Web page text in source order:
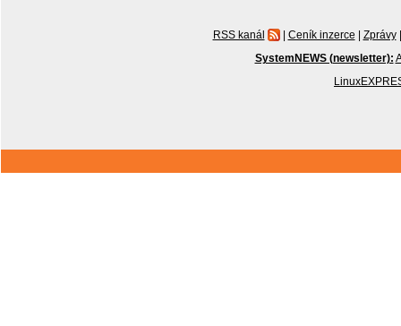
RSS kanál | Ceník inzerce | Zprávy |
SystemNEWS (newsletter):